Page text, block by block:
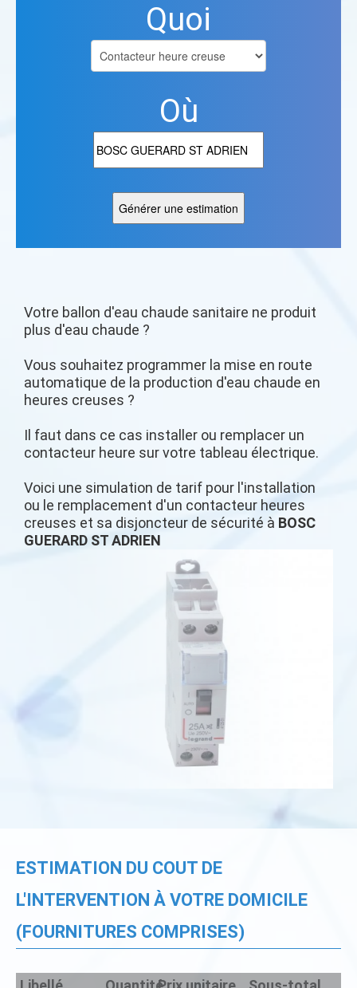
Quoi
Où
Votre ballon d'eau chaude sanitaire ne produit
plus d'eau chaude ?
Vous souhaitez programmer la mise en route
automatique de la production d'eau chaude en
heures creuses ?
Il faut dans ce cas installer ou remplacer un
contacteur heure sur votre tableau électrique.
Voici une simulation de tarif pour l'installation
ou le remplacement d'un contacteur heures
creuses et sa disjoncteur de sécurité à BOSC
GUERARD ST ADRIEN
ESTIMATION DU COUT DE
L'INTERVENTION À VOTRE DOMICILE
(FOURNITURES COMPRISES)